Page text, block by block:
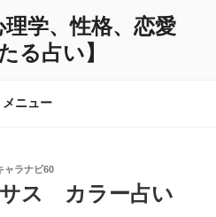
学、性格、恋愛
る占い】
メニュー
ャラナビ60
ス カラー占い